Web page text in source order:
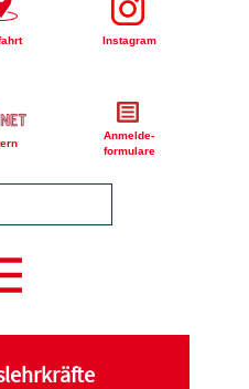
Instagram
Anmelde-
formulare